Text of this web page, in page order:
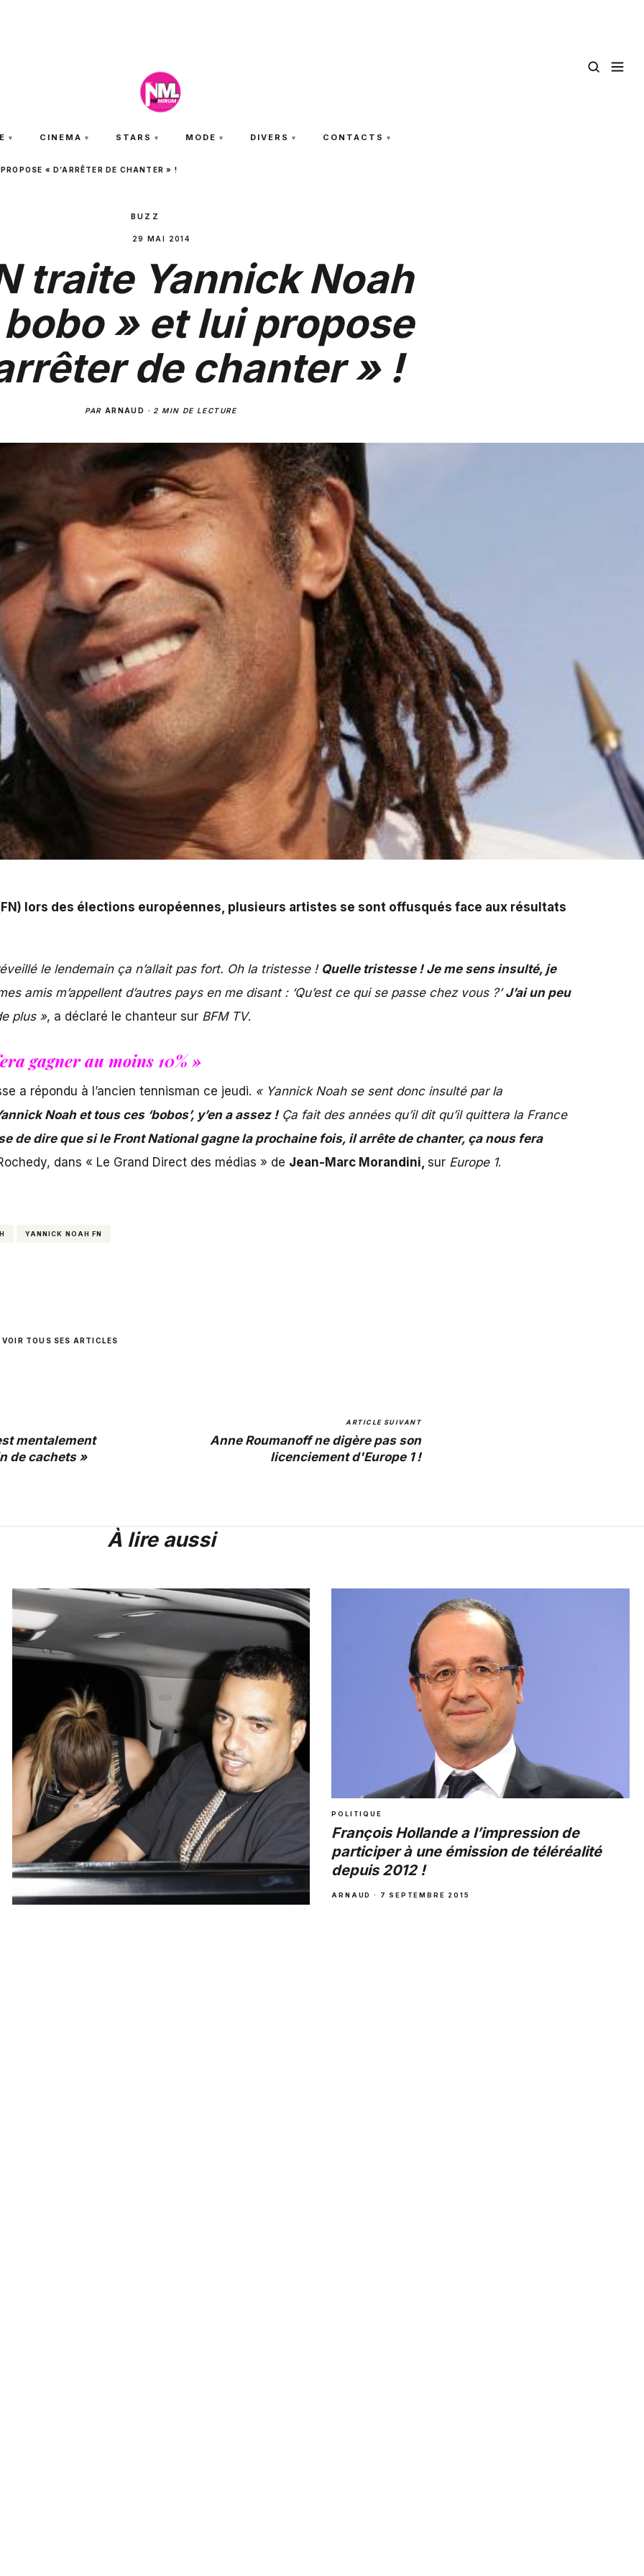
CINEMA STARS MODE DIVERS CONTACTS
« D’ARRÊTER DE CHANTER » !
BUZZ
29 MAI 2014
traite Yannick Noah
» et lui propose
de chanter » !
PAR ARNAUD · 2 MIN DE LECTURE
lors des élections européennes, plusieurs artistes se sont offusqués face aux résultats
le lendemain ça n’allait pas fort. Oh la tristesse ! Quelle tristesse ! Je me sens insulté, je
amis m’appellent d’autres pays en me disant : ‘Qu’est ce qui se passe chez vous ?’J’ai un peu
plus », a déclaré le chanteur sur BFM TV.
gagner au moins 10% »
a répondu à l’ancien tennisman ce jeudi. « Yannick Noah se sent donc insulté par la
Noah et tous ces ‘bobos’, y’en a assez !Ça fait des années qu’il dit qu’il quittera la France
de dire que si le Front National gagne la prochaine fois, il arrête de chanter, ça nous fera
dans « Le Grand Direct des médias » de Jean-Marc Morandini, sur Europe 1.
YANNICK NOAH FN
VOIR TOUS SES ARTICLES
mentalement
de cachets »
ARTICLE SUIVANT
Anne Roumanoff ne digère pas son
licenciement d'Europe 1 !
À lire aussi
POLITIQUE
François Hollande a l’impression de
participer à une émission de téléréalité
depuis 2012 !
ARNAUD · 7 SEPTEMBRE 2015